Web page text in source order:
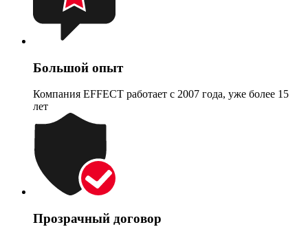
Большой опыт
Компания EFFECT работает с 2007 года, уже более 15
лет
Прозрачный договор